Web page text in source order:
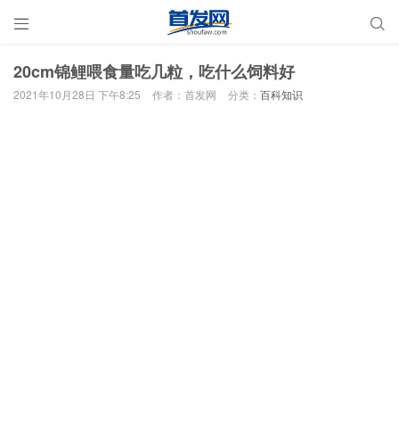
 
20cm锦鲤喂食量吃几粒，吃什么饲料好
2021年10月28日 下午8:25 作者：首发网 分类： 百科知识